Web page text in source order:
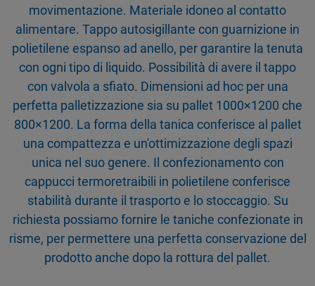
movimentazione. Materiale idoneo al contatto
alimentare. Tappo autosigillante con guarnizione in
polietilene espanso ad anello, per garantire la tenuta
con ogni tipo di liquido. Possibilità di avere il tappo
con valvola a sfiato. Dimensioni ad hoc per una
perfetta palletizzazione sia su pallet 1000×1200 che
800×1200. La forma della tanica conferisce al pallet
una compattezza e un'ottimizzazione degli spazi
unica nel suo genere. Il confezionamento con
cappucci termoretraibili in polietilene conferisce
stabilità durante il trasporto e lo stoccaggio. Su
richiesta possiamo fornire le taniche confezionate in
risme, per permettere una perfetta conservazione del
prodotto anche dopo la rottura del pallet.